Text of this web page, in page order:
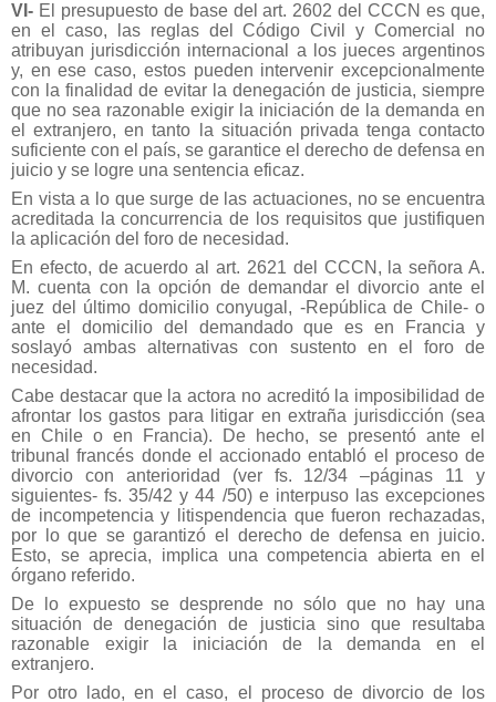
VI- El presupuesto de base del art. 2602 del CCCN es que,
en el caso, las reglas del Código Civil y Comercial no
atribuyan jurisdicción internacional a los jueces argentinos
y, en ese caso, estos pueden intervenir excepcionalmente
con la finalidad de evitar la denegación de justicia, siempre
que no sea razonable exigir la iniciación de la demanda en
el extranjero, en tanto la situación privada tenga contacto
suficiente con el país, se garantice el derecho de defensa en
juicio y se logre una sentencia eficaz.
En vista a lo que surge de las actuaciones, no se encuentra
acreditada la concurrencia de los requisitos que justifiquen
la aplicación del foro de necesidad.
En efecto, de acuerdo al art. 2621 del CCCN, la señora A.
M. cuenta con la opción de demandar el divorcio ante el
juez del último domicilio conyugal, -República de Chile- o
ante el domicilio del demandado que es en Francia y
soslayó ambas alternativas con sustento en el foro de
necesidad.
Cabe destacar que la actora no acreditó la imposibilidad de
afrontar los gastos para litigar en extraña jurisdicción (sea
en Chile o en Francia). De hecho, se presentó ante el
tribunal francés donde el accionado entabló el proceso de
divorcio con anterioridad (ver fs. 12/34 –páginas 11 y
siguientes- fs. 35/42 y 44 /50) e interpuso las excepciones
de incompetencia y litispendencia que fueron rechazadas,
por lo que se garantizó el derecho de defensa en juicio.
Esto, se aprecia, implica una competencia abierta en el
órgano referido.
De lo expuesto se desprende no sólo que no hay una
situación de denegación de justicia sino que resultaba
razonable exigir la iniciación de la demanda en el
extranjero.
Por otro lado, en el caso, el proceso de divorcio de los